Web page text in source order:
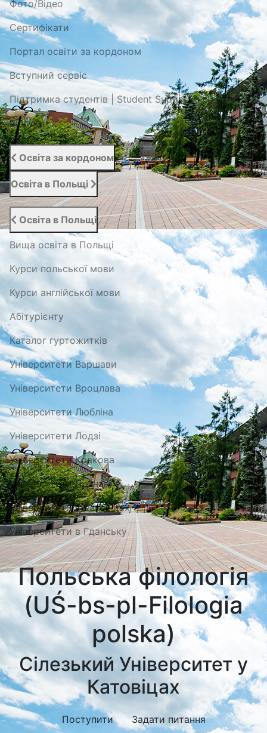
Фото/Відео
Сертифікати
Портал освіти за кордоном
Вступний сервіс
Підтримка студентів | Student Support
Відгуки
Освіта за кордоном
Освіта в Польщі
Освіта в Польщі
Вища освіта в Польщі
Курси польської мови
Курси англійської мови
Абітурієнту
Каталог гуртожитків
Університети Варшави
Університети Вроцлава
Університети Любліна
Університети Лодзі
Університети Кракова
Університети Познані
Університети в Катовіцах
Університети в Гданську
Польська філологія
(UŚ-bs-pl-Filologia
polska)
Сілезький Університет у
Катовіцах
Поступити Задати питання